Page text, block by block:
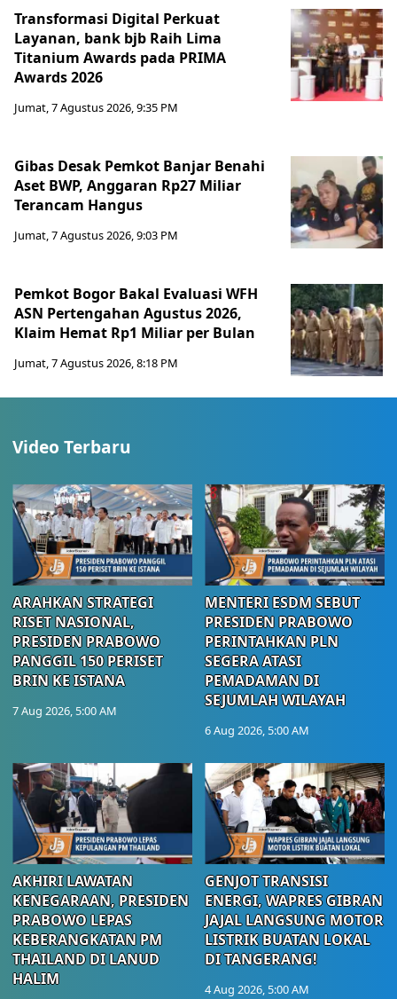
Transformasi Digital Perkuat
Layanan, bank bjb Raih Lima
Titanium Awards pada PRIMA
Awards 2026
Jumat, 7 Agustus 2026, 9:35 PM
Gibas Desak Pemkot Banjar Benahi
Aset BWP, Anggaran Rp27 Miliar
Terancam Hangus
Jumat, 7 Agustus 2026, 9:03 PM
Pemkot Bogor Bakal Evaluasi WFH
ASN Pertengahan Agustus 2026,
Klaim Hemat Rp1 Miliar per Bulan
Jumat, 7 Agustus 2026, 8:18 PM
Video Terbaru
ARAHKAN STRATEGI
RISET NASIONAL,
PRESIDEN PRABOWO
PANGGIL 150 PERISET
BRIN KE ISTANA
7 Aug 2026, 5:00 AM
MENTERI ESDM SEBUT
PRESIDEN PRABOWO
PERINTAHKAN PLN
SEGERA ATASI
PEMADAMAN DI
SEJUMLAH WILAYAH
6 Aug 2026, 5:00 AM
AKHIRI LAWATAN
KENEGARAAN, PRESIDEN
PRABOWO LEPAS
KEBERANGKATAN PM
THAILAND DI LANUD
HALIM
GENJOT TRANSISI
ENERGI, WAPRES GIBRAN
JAJAL LANGSUNG MOTOR
LISTRIK BUATAN LOKAL
DI TANGERANG!
4 Aug 2026, 5:00 AM